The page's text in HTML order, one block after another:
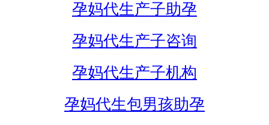
孕妈代生产子助孕
孕妈代生产子咨询
孕妈代生产子机构
孕妈代生包男孩助孕